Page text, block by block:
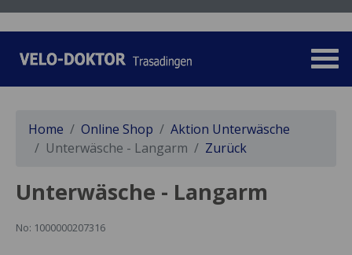
Home Online Shop
Aktion Unterwäsche
Unterwäsche - Langarm
Zurück
Unterwäsche - Langarm
No: 1000000207316